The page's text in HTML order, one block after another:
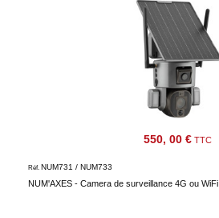
550, 00 € TTC
NUM'AXES - Camera de surveillance 4G ou WiFi
Réf. NUM731 / NUM733